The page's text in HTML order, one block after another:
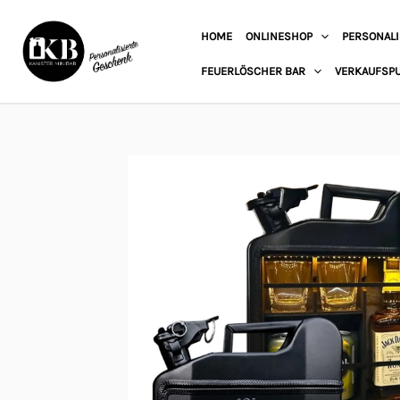
Inhalt
springen
HOME ONLINESHOP
FEUERLÖSCHER BAR